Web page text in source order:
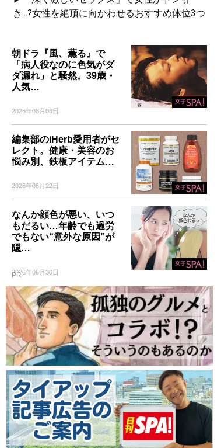
き...?女性を絶頂に向かわせるおすすめ体位3つ
朝ドラ『風、薫る』で
「病人役なのに色気がダ
ダ漏れ」と騒然。39歳・
人気…
2026年08月06日
編集部のiHerb愛用者がセ
レクト。健康・美容のお
悩み別、鉄板アイテム…
2026年06月22日
なんか顔色が悪い、いつ
もだるい…年齢でも過労
でもない“意外な原因”が
隠…
2026年06月30日
PR